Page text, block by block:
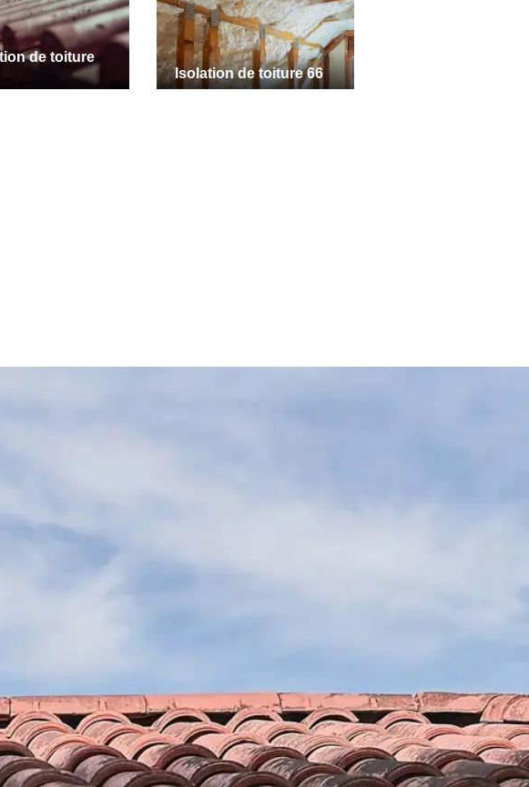
de toiture
Isolation de toiture 66
en réparation de
Brun renovation pour des
toiture efficace en